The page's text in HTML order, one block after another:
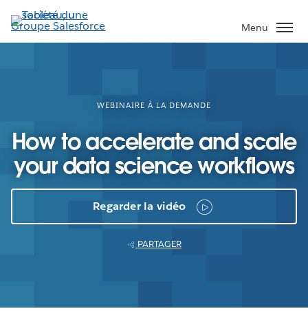
Aller
au
contenu
Menu
WEBINAIRE À LA DEMANDE
How to accelerate and scale
your data science workflows
Regarder la vidéo
PARTAGER